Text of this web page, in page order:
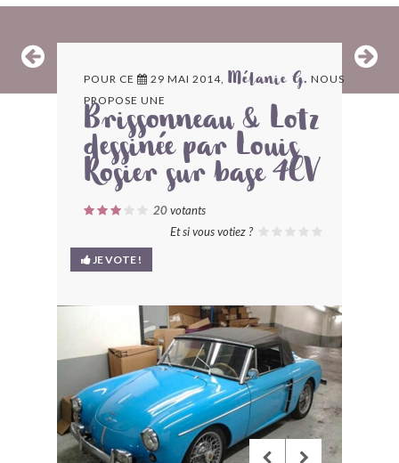
ARCHIVES
LES CONTRIBUTEURS
LE BLOG
BONJOURLAVIEILLE ?
MODÈLES ET MARQUES
COMMENT FONCTIONNE BLV ?
POUR CE 29 MAI 2014, Mélanie G. NOUS
PROPOSE UNE
Brissonneau & Lotz
dessinée par Louis
Rosier sur base 4CV
20votants
Et si vous votiez ?
JE VOTE !